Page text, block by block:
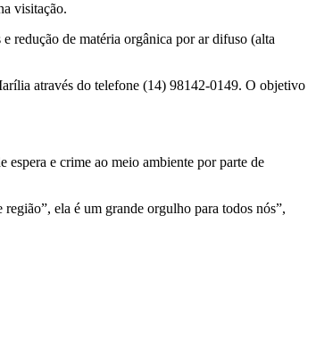
visitação.
redução de matéria orgânica por ar difuso (alta
através do telefone (14) 98142-0149. O objetivo
e crime ao meio ambiente por parte de
ela é um grande orgulho para todos nós”,